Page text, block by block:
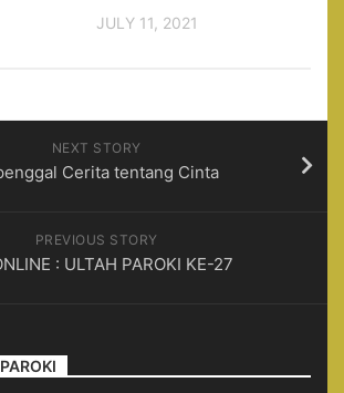
JULY 11, 2021
NEXT STORY
Cerita tentang Cinta
PREVIOUS STORY
: ULTAH PAROKI KE-27